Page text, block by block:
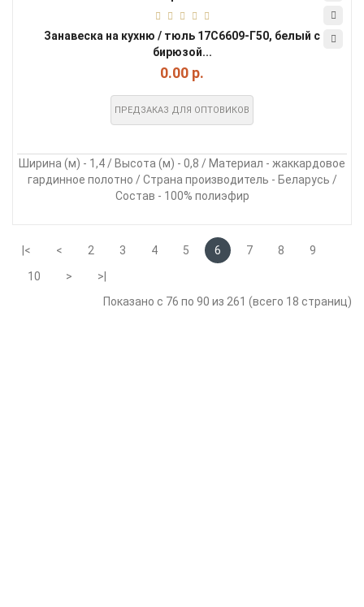
Занавеска на кухню / тюль 17С6609-Г50, белый с
бирюзой...
0.00 р.
ПРЕДЗАКАЗ ДЛЯ ОПТОВИКОВ
Ширина (м) - 1,4 / Высота (м) - 0,8 / Материал - жаккардовое
гардинное полотно / Страна производитель - Беларусь /
Состав - 100% полиэфир
|< < 2 3 4 5 6 7 8
9
10
>
>|
Показано с 76 по 90 из 261 (всего 18 страниц)